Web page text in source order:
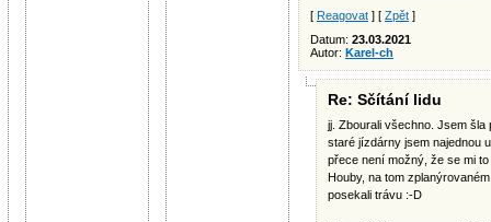
[ Reagovat ] [ Zpět ]
Datum: 23.03.2021
Autor: Karel-ch
Re: Sčítání lidu
jj. Zbourali všechno. Jsem
staré jízdárny jsem najednou
přece není možný, že se mi
Houby, na tom
posekali trávu :-D